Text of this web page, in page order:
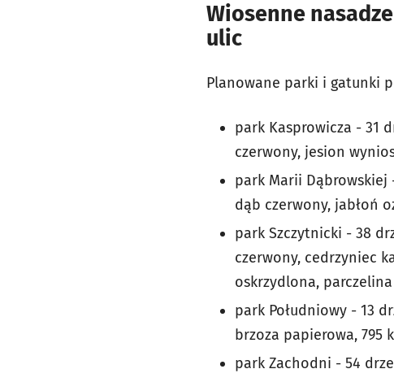
Wiosenne
ulic
Planowane parki i gatunki
park Kasprowicza - 31
czerwony, jesion
park Marii Dąbrowskiej
dąb czerwony, jabłoń
park Szczytnicki - 38
czerwony, cedrzyniec
oskrzydlona,
park Południowy - 13
brzoza papierowa, 795
park Zachodni - 54